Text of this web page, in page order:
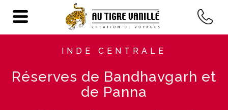
INDE CENTRALE
Réserves de Bandhavgarh et
de Panna